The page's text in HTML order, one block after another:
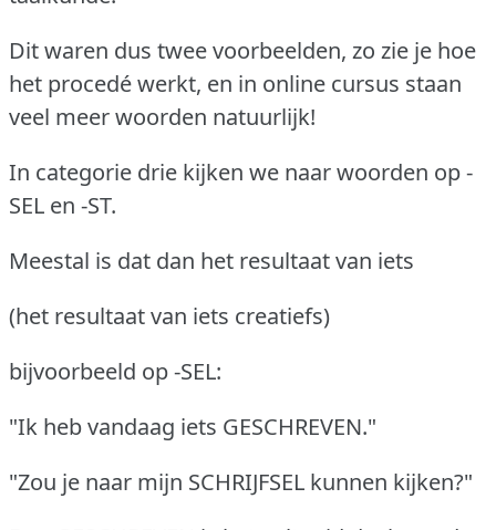
Dit waren dus twee voorbeelden, zo zie je hoe
het procedé werkt, en in online cursus staan
veel meer woorden natuurlijk!
In categorie drie kijken we naar woorden op -
SEL en -ST.
Meestal is dat dan het resultaat van iets
(het resultaat van iets creatiefs)
bijvoorbeeld op -SEL:
"Ik heb vandaag iets GESCHREVEN."
"Zou je naar mijn SCHRIJFSEL kunnen kijken?"